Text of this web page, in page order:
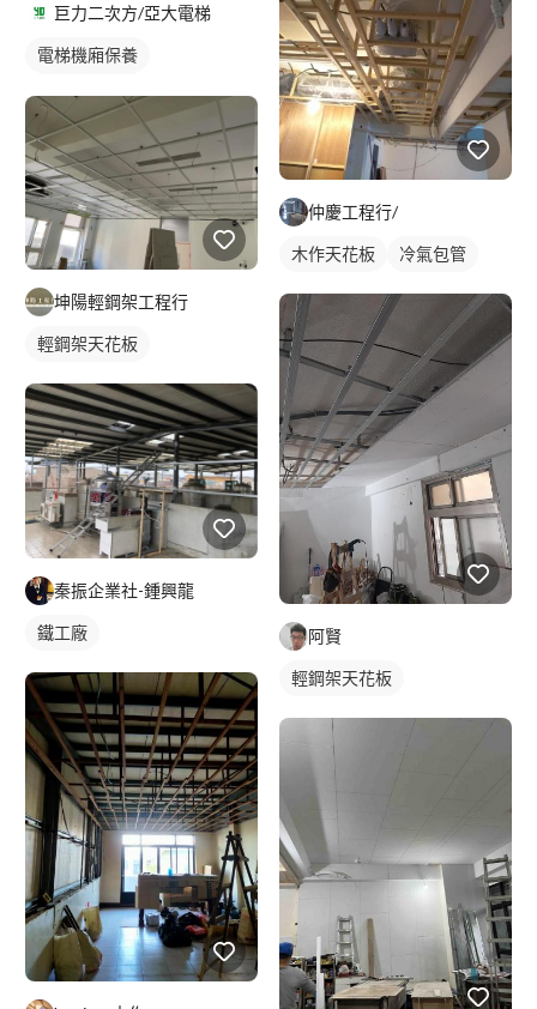
巨力二次方/亞大電梯
電梯機廂保養
坤陽輕鋼架工程行
輕鋼架天花板
秦振企業社-鍾興龍
鐵工廠
仲慶工程行/
木作天花板 冷氣包管
阿賢
輕鋼架天花板